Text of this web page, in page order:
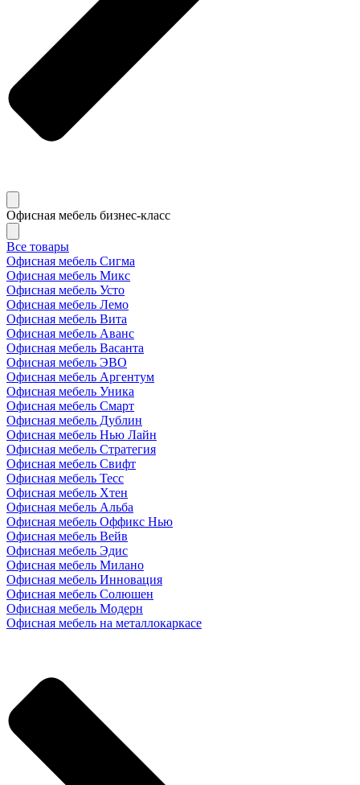
Офисная мебель бизнес-класс
Все товары
Офисная мебель Сигма
Офисная мебель Микс
Офисная мебель Усто
Офисная мебель Лемо
Офисная мебель Вита
Офисная мебель Аванс
Офисная мебель Васанта
Офисная мебель ЭВО
Офисная мебель Аргентум
Офисная мебель Уника
Офисная мебель Смарт
Офисная мебель Дублин
Офисная мебель Нью Лайн
Офисная мебель Стратегия
Офисная мебель Свифт
Офисная мебель Тесс
Офисная мебель Хтен
Офисная мебель Альба
Офисная мебель Оффикс Нью
Офисная мебель Вейв
Офисная мебель Эдис
Офисная мебель Милано
Офисная мебель Инновация
Офисная мебель Солюшен
Офисная мебель Модерн
Офисная мебель на металлокаркасе